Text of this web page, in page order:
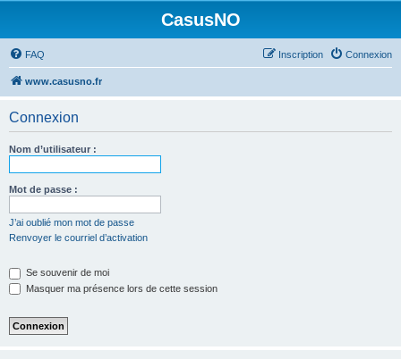
CasusNO
FAQ Connexion
Inscription
www.casusno.fr
Connexion
Nom d’utilisateur :
Mot de passe :
J’ai oublié mon mot de passe
Renvoyer le courriel d’activation
Se souvenir de moi
Masquer ma présence lors de cette session